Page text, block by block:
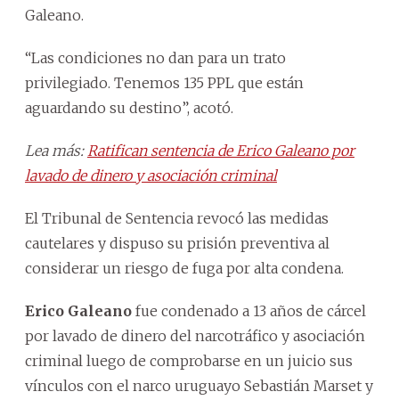
Galeano.
“Las condiciones no dan para un trato
privilegiado. Tenemos 135 PPL que están
aguardando su destino”, acotó.
Lea más: Ratifican sentencia de Erico Galeano por
lavado de dinero y asociación criminal
El Tribunal de Sentencia revocó las medidas
cautelares y dispuso su prisión preventiva al
considerar un riesgo de fuga por alta condena.
Erico Galeano fue condenado a 13 años de cárcel
por lavado de dinero del narcotráfico y asociación
criminal luego de comprobarse en un juicio sus
vínculos con el narco uruguayo Sebastián Marset y